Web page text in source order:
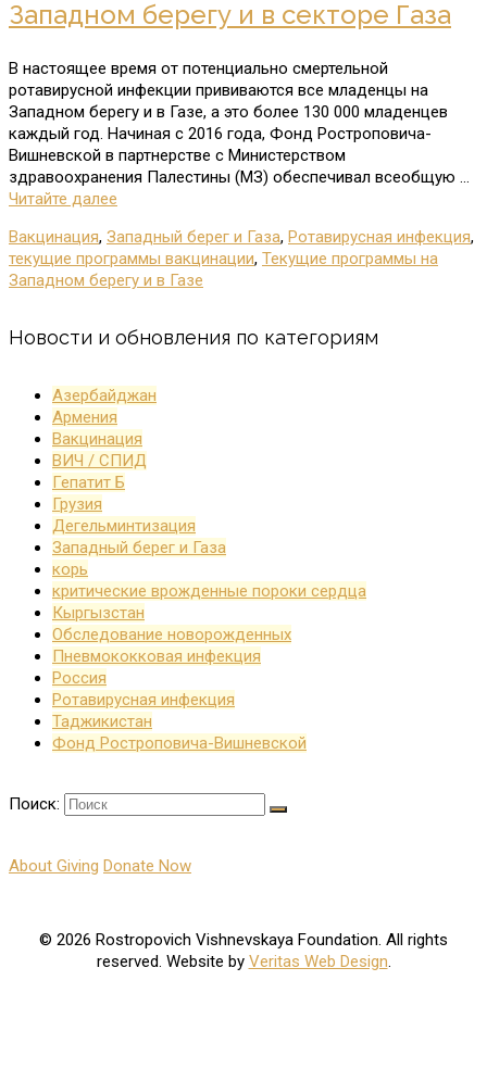
Западном берегу и в секторе Газа
В настоящее время от потенциально смертельной
ротавирусной инфекции прививаются все младенцы на
Западном берегу и в Газе, а это более 130 000 младенцев
каждый год. Начиная с 2016 года, Фонд Ростроповича-
Вишневской в партнерстве с Министерством
здравоохранения Палестины (МЗ) обеспечивал всеобщую …
Читайте далее
Вакцинация, Западный берег и Газа, Ротавирусная инфекция,
текущие программы вакцинации, Текущие программы на
Западном берегу и в Газе
Новости и обновления по категориям
Азербайджан
Армения
Вакцинация
ВИЧ / СПИД
Гепатит Б
Грузия
Дегельминтизация
Западный берег и Газа
корь
критические врожденные пороки сердца
Кыргызстан
Обследование новорожденных
Пневмококковая инфекция
Россия
Ротавирусная инфекция
Таджикистан
Фонд Ростроповича-Вишневской
Поиск:
About Giving Donate Now
© 2026 Rostropovich Vishnevskaya Foundation. All rights
reserved. Website by Veritas Web Design.